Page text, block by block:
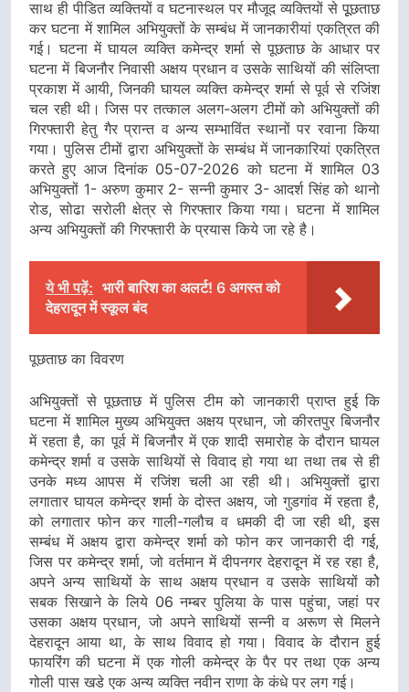
साथ ही पीडित व्यक्तियों व घटनास्थल पर मौजूद व्यक्तियों से पूूछताछ
कर घटना में शामिल अभियुक्तों के सम्बंध में जानकारीयां एकत्रित की
गई। घटना में घायल व्यक्ति कमेन्द्र शर्मा से पूछताछ के आधार पर
घटना में बिजनौर निवासी अक्षय प्रधान व उसके साथियों की संलिप्ता
प्रकाश में आयी, जिनकी घायल व्यक्ति कमेन्द्र शर्मा से पूर्व से रजिंश
चल रही थी। जिस पर तत्काल अलग-अलग टीमों को अभियुक्तों की
गिरफ्तारी हेतु गैर प्रान्त व अन्य सम्भाविंत स्थानों पर रवाना किया
गया। पुलिस टीमों द्वारा अभियुक्तों के सम्बंध में जानकारियां एकत्रित
करते हुए आज दिनांक 05-07-2026 को घटना में शामिल 03
अभियुक्तों 1- अरुण कुमार 2- सन्नी कुमार 3- आदर्श सिंह को थानो
रोड, सोढा सरोली क्षेत्र से गिरफ्तार किया गया। घटना में शामिल
अन्य अभियुक्तों की गिरफ्तारी के प्रयास किये जा रहे है।
ये भी पढ़ें: भारी बारिश का अलर्ट! 6 अगस्त को
देहरादून में स्कूल बंद
पूछताछ का विवरण
अभियुक्तों से पूछताछ में पुलिस टीम को जानकारी प्राप्त हुई कि
घटना में शामिल मुख्य अभियुक्त अक्षय प्रधान, जो कीरतपुर बिजनौर
में रहता है, का पूर्व में बिजनौर में एक शादी समारोह के दौरान घायल
कमेन्द्र शर्मा व उसके साथियों से विवाद हो गया था तथा तब से ही
उनके मध्य आपस में रजिंश चली आ रही थी। अभियुक्तों द्वारा
लगातार घायल कमेन्द्र शर्मा के दोस्त अक्षय, जो गुडगांव में रहता है,
को लगातार फोन कर गाली-गलौच व धमकी दी जा रही थी, इस
सम्बंध में अक्षय द्वारा कमेन्द्र शर्मा को फोन कर जानकारी दी गई,
जिस पर कमेन्द्र शर्मा, जो वर्तमान में दीपनगर देहरादून में रह रहा है,
अपने अन्य साथियों के साथ अक्षय प्रधान व उसके साथियों कोे
सबक सिखाने के लिये 06 नम्बर पुलिया के पास पहुंचा, जहां पर
उसका अक्षय प्रधान, जो अपने साथियों सन्नी व अरूण से मिलने
देहरादून आया था, के साथ विवाद हो गया। विवाद के दौरान हुई
फायरिंग की घटना में एक गोली कमेन्द्र के पैर पर तथा एक अन्य
गोली पास खडे एक अन्य व्यक्ति नवीन राणा के कंधे पर लग गई।